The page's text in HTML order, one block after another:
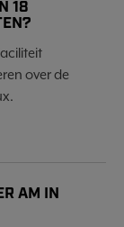
18
over de
AM IN